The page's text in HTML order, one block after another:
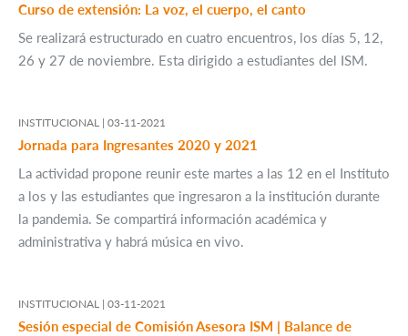
Curso de extensión: La voz, el cuerpo, el canto
Se realizará estructurado en cuatro encuentros, los días 5, 12,
26 y 27 de noviembre. Esta dirigido a estudiantes del ISM.
INSTITUCIONAL | 03-11-2021
Jornada para Ingresantes 2020 y 2021
La actividad propone reunir este martes a las 12 en el Instituto
a los y las estudiantes que ingresaron a la institución durante
la pandemia. Se compartirá información académica y
administrativa y habrá música en vivo.
INSTITUCIONAL | 03-11-2021
Sesión especial de Comisión Asesora ISM | Balance de